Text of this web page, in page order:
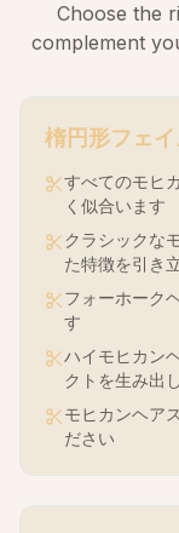
Choose the
complement
楕円形フェイ
すべてのモヒ
く似合います
クラシックな
た特徴を引き
フォーホーク
す
ハイモヒカン
クトを生み出
モヒカンヘア
ださい